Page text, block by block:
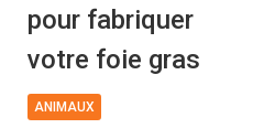
pour fabriquer
votre foie gras
ANIMAUX